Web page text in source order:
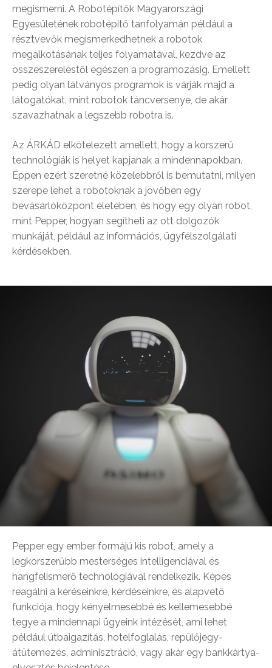
megismerni. A Robotépítők Magyarországi
Egyesületének robotépítő tanfolyamán például a
résztvevők megismerkedhetnek a robotok
megalkotásának teljes folyamatával, kezdve az
összeszereléstől egészen a programozásig. Emellett
pedig olyan látványos programok is várják majd a
látogatókat, mint robotok táncversenye, de akár
szavazhatnak a legszebb robotra is.
Az ÁRKÁD elkötelezett amellett, hogy a korszerű
technológiák is helyet kapjanak a mindennapokban.
Éppen ezért szeretné közelebbről is bemutatni, milyen
szerepe lehet a robotoknak a jövőben egy
bevásárlóközpont életében, és hogy egy olyan robot,
mint Pepper, hogyan segítheti az ott dolgozók
munkáját, például az információs, ügyfélszolgálati
kérdésekben.
Pepper egy ember formájú kis robot, amely a
legkorszerűbb mesterséges intelligenciával és
hangfelismerő technológiával rendelkezik. Képes
reagálni a kéréseinkre, kérdéseinkre, és alapvető
funkciója, hogy kényelmesebbé és kellemesebbé
tegye a mindennapi ügyeink intézését, ami lehet
például útbaigazítás, hotelfoglalás, repülőjegy-
átütemezés, adminisztráció, vagy akár egy bankkártya-